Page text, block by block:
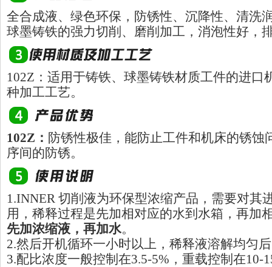
全合成液、绿色环保，防锈性、沉降性、清洗
球墨铸铁的强力切削、磨削加工，消泡性好，
102Z：适用于铸铁、球墨铸铁材质工件的进口
种加工工艺。
102Z： 防锈性极佳，能防止工件和机床的锈蚀
序间的防锈。
1.INNER 切削液为环保型浓缩产品，需要对其
用，稀释过程是先加相对应的水到水箱，再加
先加浓缩液，再加水。
2.然后开机循环一小时以上，稀释液溶解均匀
3.配比浓度一般控制在3.5-5%，重载控制在10-